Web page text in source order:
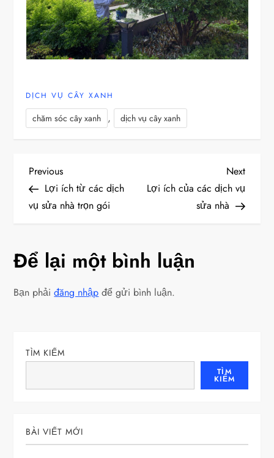
DỊCH VỤ CÂY XANH
chăm sóc cây xanh , dịch vụ cây xanh
Đ
i
u
h
ớ
b
Previous
Post
Previous
Lợi ích từ các dịch
vụ sửa nhà trọn gói
Next
Post
Next
Lợi ích của các dịch vụ
sửa nhà
Để lại một bình luận
Bạn phảiđăng nhập để gửi bình luận.
TÌM KIẾM
TÌM
KIẾM
BÀI VIẾT MỚI